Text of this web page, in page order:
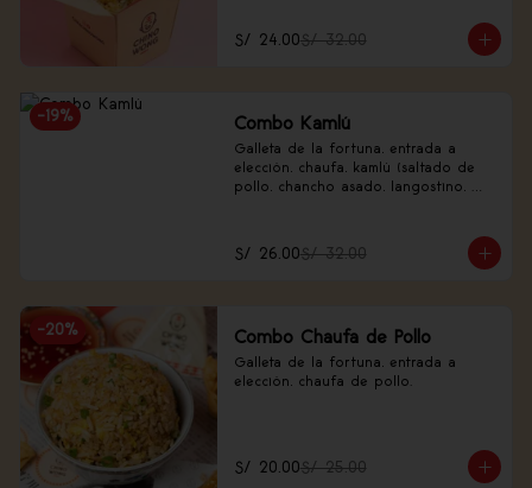
S/ 24.00S/ 32.00
-19% Combo Kamlú
Galleta de la fortuna, entrada a
elección, chaufa, kamlú (saltado de
pollo, chancho asado, langostino,
S/ 26.00S/ 32.00
-20% Combo Chaufa de Pollo
Galleta de la fortuna, entrada a
elección, chaufa de pollo.
S/ 20.00S/ 25.00